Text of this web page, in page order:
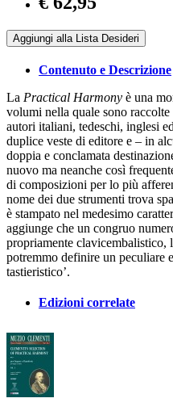
Aggiungi alla Lista Desideri
Contenuto e Descrizione
La Practical Harmony è una
volumi nella quale sono
autori italiani, tedeschi, inglesi
duplice veste di editore e – in
doppia e conclamata
nuovo ma neanche così
di composizioni per lo più
nome dei due strumenti trova
è stampato nel medesimo
aggiunge che un congruo
propriamente clavicembalistico,
potremmo definire un peculiare
tastieristico’.
Edizioni correlate